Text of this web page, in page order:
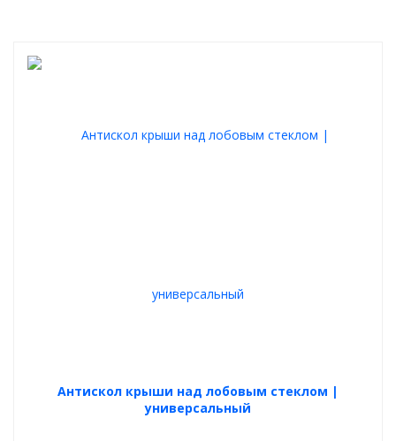
Антискол крыши над лобовым стеклом |
универсальный